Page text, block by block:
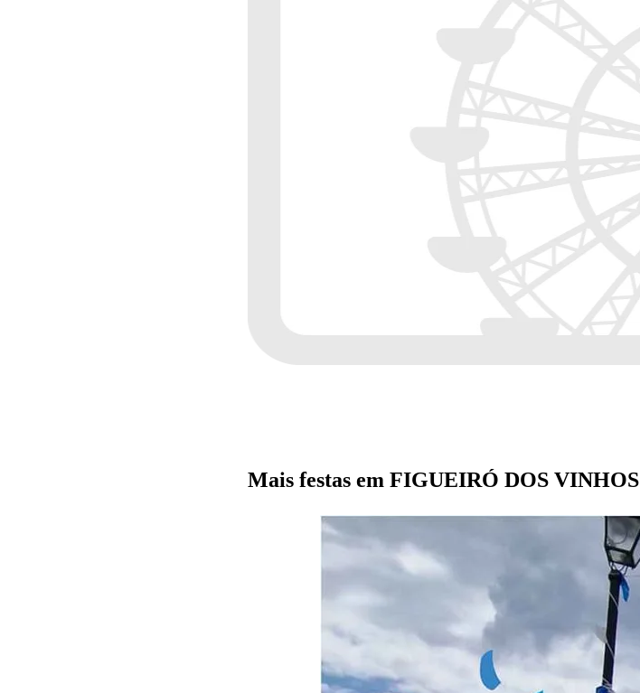
Mais festas em FIGUEIRÓ DOS VINHOS